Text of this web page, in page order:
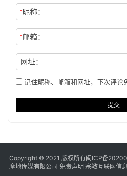
*昵称：
*邮箱：
网址：
记住昵称、邮箱和网址，下次评论
提交
Copyright © 2021 版权所有闽ICP备
摩地传媒有限公司 免责声明 宗教互联网信